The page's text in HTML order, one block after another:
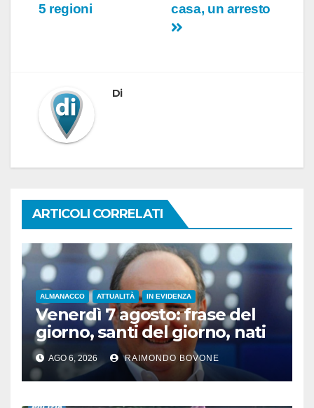
casa, un arresto
5 regioni
Di
ARTICOLI CORRELATI
ALMANACCO ATTUALITÀ IN EVIDENZA
Venerdì 7 agosto: frase del
giorno, santi del giorno, nati
famosi, accadde oggi
AGO 6, 2026 RAIMONDO BOVONE